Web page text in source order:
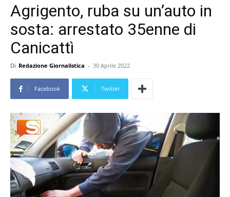
Agrigento, ruba su un’auto in
sosta: arrestato 35enne di
Canicattì
Di Redazione Giornalistica - 30 Aprile 2022
Facebook Twitter